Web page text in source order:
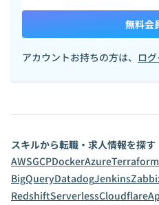
無料会
アカウントお持ちの方は、 ロ
スキルから転職・求人情報を探す
AWSGCPDockerAzureTerraform
BigQueryDatadogJenkins
RedshiftServerlessCloudflare